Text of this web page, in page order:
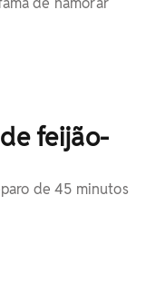
feijão-
de 45 minutos